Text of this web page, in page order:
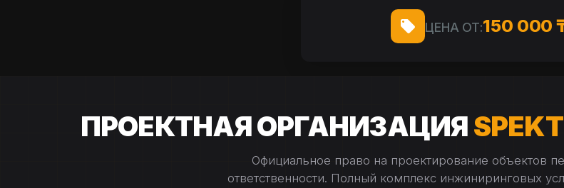
ЦЕНА ОТ:150 000
ПРОЕКТНАЯ ОРГАНИЗАЦИЯ
Официальное право на проектирование объектов
ответственности. Полный комплекс инжиниринговых